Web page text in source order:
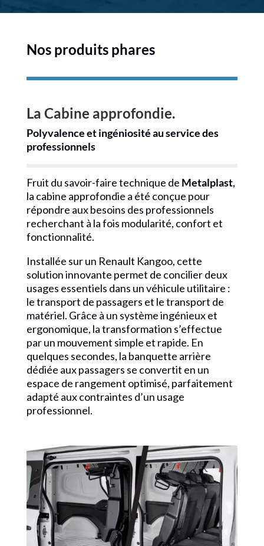
Nos produits phares
La Cabine approfondie.
Polyvalence et ingéniosité au service des
professionnels
Fruit du savoir-faire technique de Metalplast,
la cabine approfondie a été conçue pour
répondre aux besoins des professionnels
recherchant à la fois modularité, confort et
fonctionnalité.
Installée sur un Renault Kangoo, cette
solution innovante permet de concilier deux
usages essentiels dans un véhicule utilitaire :
le transport de passagers et le transport de
matériel. Grâce à un système ingénieux et
ergonomique, la transformation s’effectue
par un mouvement simple et rapide. En
quelques secondes, la banquette arrière
dédiée aux passagers se convertit en un
espace de rangement optimisé, parfaitement
adapté aux contraintes d’un usage
professionnel.